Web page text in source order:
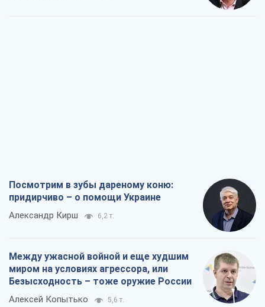
Посмотрим в зубы дареному коню:
придирчиво – о помощи Украине
Александр Кирш 6,2 т.
Между ужасной войной и еще худшим
миром на условиях агрессора, или
Безысходность – тоже оружие России
Алексей Копытько 5,6 т.